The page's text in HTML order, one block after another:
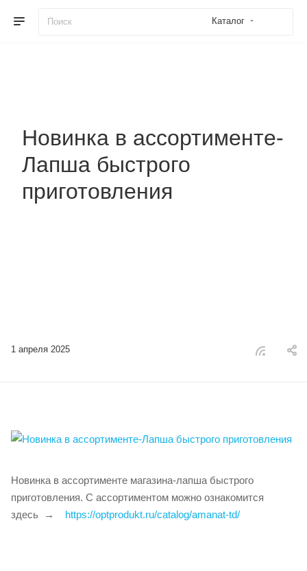
Каталог
Новинка в ассортименте-
Лапша быстрого
приготовления
1 апреля 2025
Новинка в ассортименте магазина-лапша быстрого
приготовления. С ассортиментом можно ознакомится
здесь
→ https://optprodukt.ru/catalog/amanat-td/